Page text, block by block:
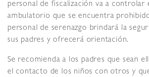
personal de fiscalización va a controlar
ambulatorio que se encuentra
personal de serenazgo brindará la
sus padres y ofrecerá orientación.
Se recomienda a los padres que sean
el contacto de los niños con otros y